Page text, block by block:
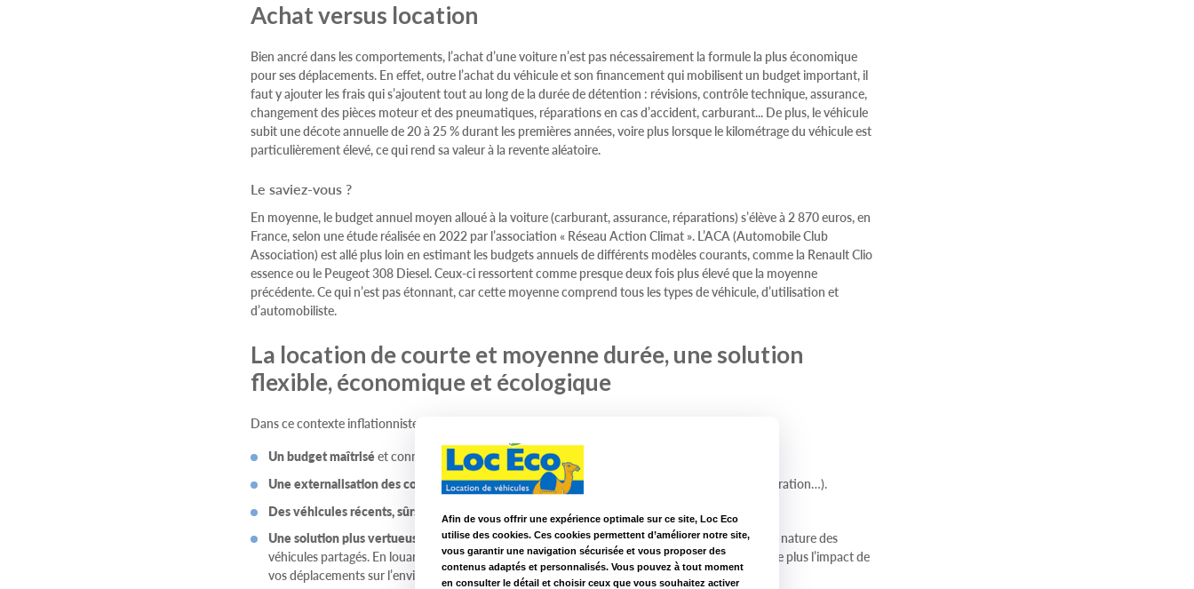
Achat versus location
Bien ancré dans les comportements, l’achat d’une voiture n’est pas nécessairement la formule la plus économique
pour ses déplacements. En effet, outre l’achat du véhicule et son financement qui mobilisent un budget important, il
faut y ajouter les frais qui s’ajoutent tout au long de la durée de détention : révisions, contrôle technique, assurance,
changement des pièces moteur et des pneumatiques, réparations en cas d’accident, carburant... De plus, le véhicule
subit une décote annuelle de 20 à 25 % durant les premières années, voire plus lorsque le kilométrage du véhicule est
particulièrement élevé, ce qui rend sa valeur à la revente aléatoire.
Le saviez-vous ?
En moyenne, le budget annuel moyen alloué à la voiture (carburant, assurance, réparations) s’élève à 2 870 euros, en
France, selon une étude réalisée en 2022 par l’association « Réseau Action Climat ». L’ACA (Automobile Club
Association) est allé plus loin en estimant les budgets annuels de différents modèles courants, comme la Renault Clio
essence ou le Peugeot 308 Diesel. Ceux-ci ressortent comme presque deux fois plus élevé que la moyenne
précédente. Ce qui n’est pas étonnant, car cette moyenne comprend tous les types de véhicule, d’utilisation et
d’automobiliste.
La location de courte et moyenne durée, une solution
flexible, économique et écologique
Dans ce contexte inflationniste, la location de
Un budget maîtrisé et connu à l’avance. On ne paie que lorsque l’on se sert du véhicule.
Une externalisation des contraintesliées à la possession d’un véhicule (gestion, entretien, réparation…).
Des véhicules récents, sûrs et peu polluants.
Une solution plus vertueuse pour l’environnement. En effet, les véhicules de location sont par nature des
véhicules partagés. En louant des véhicules 100 % électriques ou hybrides, vous diminuez encore plus l’impact de
vos déplacements sur l’environnement.
Afin de vous offrir une expérience optimale sur ce site, Loc Eco
utilise des cookies. Ces cookies permettent d’améliorer notre site,
vous garantir une navigation sécurisée et vous proposer des
contenus adaptés et personnalisés. Vous pouvez à tout moment
en consulter le détail et choisir ceux que vous souhaitez activer